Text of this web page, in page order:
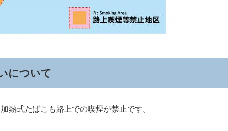
について
熱式たばこも路上での喫煙が禁止です。